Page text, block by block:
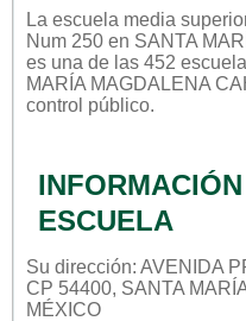
La escuela media
Num 250 en SANTA
es una de las 452
MARÍA MAGDALENA
control público.
ESCUELA
Su dirección: AVENIDA
CP 54400, SANTA
MÉXICO